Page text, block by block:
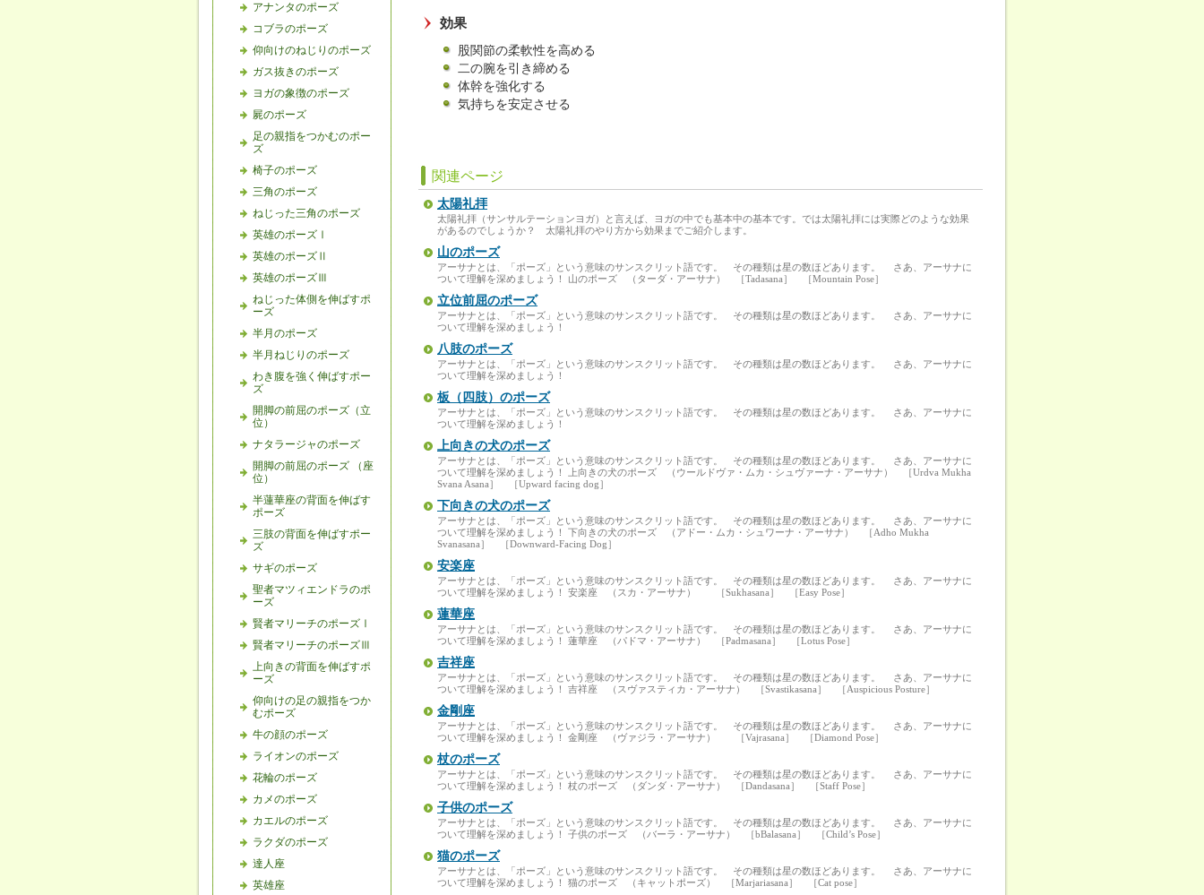
効果
股関節の柔軟性を高める
二の腕を引き締める
体幹を強化する
気持ちを安定させる
関連ページ
太陽礼拝
太陽礼拝（サンサルテーションヨガ）と言えば、ヨガの中でも基本中の基本です。では太陽礼拝には実際どのような効果
があるのでしょうか？ 太陽礼拝のやり方から効果までご紹介します。
山のポーズ
アーサナとは、「ポーズ」という意味のサンスクリット語です。 その種類は星の数ほどあります。 さあ、アーサナに
ついて理解を深めましょう！ 山のポーズ （ターダ・アーサナ） ［Tadasana］ ［Mountain Pose］
立位前屈のポーズ
アーサナとは、「ポーズ」という意味のサンスクリット語です。 その種類は星の数ほどあります。 さあ、アーサナに
ついて理解を深めましょう！
八肢のポーズ
アーサナとは、「ポーズ」という意味のサンスクリット語です。 その種類は星の数ほどあります。 さあ、アーサナに
ついて理解を深めましょう！
板（四肢）のポーズ
アーサナとは、「ポーズ」という意味のサンスクリット語です。 その種類は星の数ほどあります。 さあ、アーサナに
ついて理解を深めましょう！
上向きの犬のポーズ
アーサナとは、「ポーズ」という意味のサンスクリット語です。 その種類は星の数ほどあります。 さあ、アーサナに
ついて理解を深めましょう！ 上向きの犬のポーズ （ウールドヴァ・ムカ・シュヴァーナ・アーサナ） ［Urdva Mukha
Svana Asana］ ［Upward facing dog］
下向きの犬のポーズ
アーサナとは、「ポーズ」という意味のサンスクリット語です。 その種類は星の数ほどあります。 さあ、アーサナに
ついて理解を深めましょう！ 下向きの犬のポーズ （アドー・ムカ・シュワーナ・アーサナ） ［Adho Mukha
Svanasana］ ［Downward-Facing Dog］
安楽座
アーサナとは、「ポーズ」という意味のサンスクリット語です。 その種類は星の数ほどあります。 さあ、アーサナに
ついて理解を深めましょう！ 安楽座 （スカ・アーサナ） ［Sukhasana］ ［Easy Pose］
蓮華座
アーサナとは、「ポーズ」という意味のサンスクリット語です。 その種類は星の数ほどあります。 さあ、アーサナに
ついて理解を深めましょう！ 蓮華座 （パドマ・アーサナ） ［Padmasana］ ［Lotus Pose］
吉祥座
アーサナとは、「ポーズ」という意味のサンスクリット語です。 その種類は星の数ほどあります。 さあ、アーサナに
ついて理解を深めましょう！ 吉祥座 （スヴァスティカ・アーサナ） ［Svastikasana］ ［Auspicious Posture］
金剛座
アーサナとは、「ポーズ」という意味のサンスクリット語です。 その種類は星の数ほどあります。 さあ、アーサナに
ついて理解を深めましょう！ 金剛座 （ヴァジラ・アーサナ） ［Vajrasana］ ［Diamond Pose］
杖のポーズ
アーサナとは、「ポーズ」という意味のサンスクリット語です。 その種類は星の数ほどあります。 さあ、アーサナに
ついて理解を深めましょう！ 杖のポーズ （ダンダ・アーサナ） ［Dandasana］ ［Staff Pose］
子供のポーズ
アーサナとは、「ポーズ」という意味のサンスクリット語です。 その種類は星の数ほどあります。 さあ、アーサナに
ついて理解を深めましょう！ 子供のポーズ （バーラ・アーサナ） ［bBalasana］ ［Child’s Pose］
猫のポーズ
アーサナとは、「ポーズ」という意味のサンスクリット語です。 その種類は星の数ほどあります。 さあ、アーサナに
ついて理解を深めましょう！ 猫のポーズ （キャットポーズ） ［Marjariasana］ ［Cat pose］
アナンタのポーズ
コブラのポーズ
仰向けのねじりのポーズ
ガス抜きのポーズ
ヨガの象徴のポーズ
屍のポーズ
足の親指をつかむのポー
ズ
椅子のポーズ
三角のポーズ
ねじった三角のポーズ
英雄のポーズⅠ
英雄のポーズⅡ
英雄のポーズⅢ
ねじった体側を伸ばすポ
ーズ
半月のポーズ
半月ねじりのポーズ
わき腹を強く伸ばすポー
ズ
開脚の前屈のポーズ（立
位）
ナタラージャのポーズ
開脚の前屈のポーズ （座
位）
半蓮華座の背面を伸ばす
ポーズ
三肢の背面を伸ばすポー
ズ
サギのポーズ
聖者マツィエンドラのポ
ーズ
賢者マリーチのポーズⅠ
賢者マリーチのポーズⅢ
上向きの背面を伸ばすポ
ーズ
仰向けの足の親指をつか
むポーズ
牛の顔のポーズ
ライオンのポーズ
花輪のポーズ
カメのポーズ
カエルのポーズ
ラクダのポーズ
達人座
英雄座